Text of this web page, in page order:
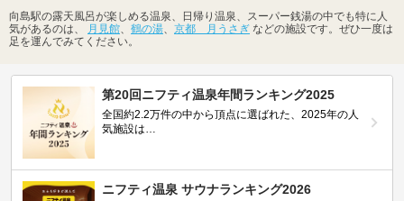
向島駅の露天風呂が楽しめる温泉、日帰り温泉、スーパー銭湯の中でも特に人
気があるのは、
月見館、 鶴の湯、 京都 月うさぎ などの施設です。ぜひ一度は
足を運んでみてください。
第20回ニフティ温泉年間ランキング2025
全国約2.2万件の中から頂点に選ばれた、2025年の人
気施設は…
ニフティ温泉 サウナランキング2026